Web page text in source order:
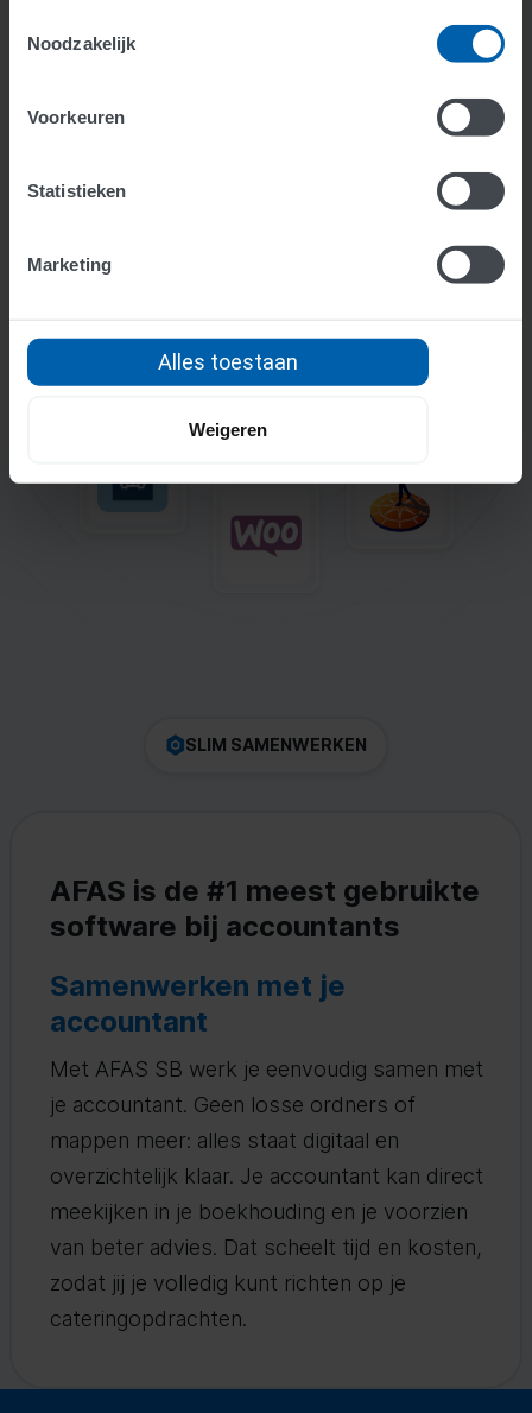
Noodzakelijk
Voorkeuren
Statistieken
Marketing
Alles toestaan
Weigeren
SLIM SAMENWERKEN
AFAS is de #1 meest gebruikte
software bij accountants
Samenwerken met je
accountant
Met AFAS SB werk je eenvoudig samen met
je accountant. Geen losse ordners of
mappen meer: alles staat digitaal en
overzichtelijk klaar. Je accountant kan direct
meekijken in je boekhouding en je voorzien
van beter advies. Dat scheelt tijd en kosten,
zodat jij je volledig kunt richten op je
cateringopdrachten.